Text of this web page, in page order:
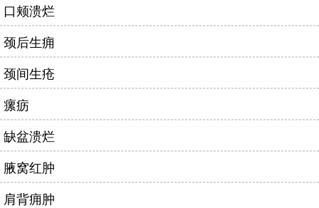
口颊溃烂
颈后生痈
颈间生疮
瘰疬
缺盆溃烂
腋窝红肿
肩背痈肿